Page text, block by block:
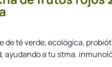
de té verde, ecológica,
ayudando a tu stma.